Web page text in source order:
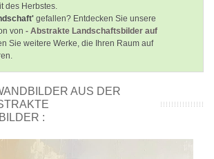
des Herbstes.
gefallen? Entdecken Sie unsere
von - Abstrakte Landschaftsbilder auf
Sie weitere Werke, die Ihren Raum auf
AUS DER
: